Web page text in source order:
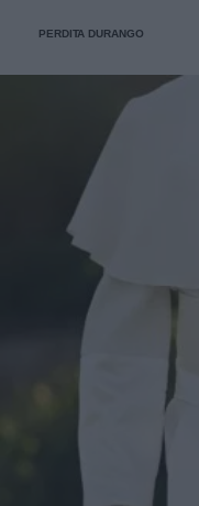
PERDITA DURANGO